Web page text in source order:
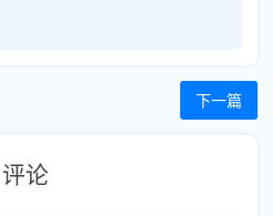
下一篇
评论